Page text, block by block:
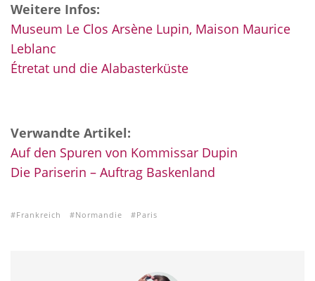
Weitere Infos:
Museum Le Clos Arsène Lupin, Maison Maurice
Leblanc
Étretat und die Alabasterküste
Verwandte Artikel:
Auf den Spuren von Kommissar Dupin
Die Pariserin – Auftrag Baskenland
Frankreich Normandie Paris